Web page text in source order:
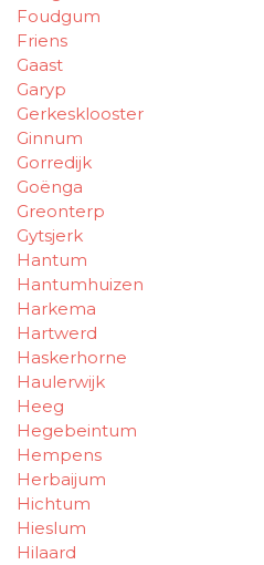
Foudgum
Friens
Gaast
Garyp
Gerkesklooster
Ginnum
Gorredijk
Goënga
Greonterp
Gytsjerk
Hantum
Hantumhuizen
Harkema
Hartwerd
Haskerhorne
Haulerwijk
Heeg
Hegebeintum
Hempens
Herbaijum
Hichtum
Hieslum
Hilaard